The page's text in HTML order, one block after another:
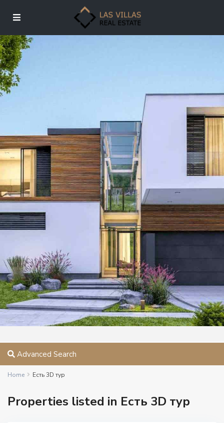
Advanced Search
Home Есть 3D тур
Properties listed in Есть 3D тур